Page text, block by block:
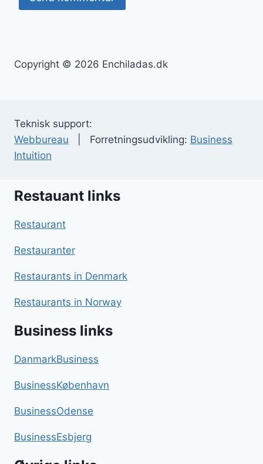
Copyright © 2026 Enchiladas.dk
Teknisk support:
Webbureau | Forretningsudvikling: Business
Intuition
Restauant links
Restaurant
Restauranter
Restaurants in Denmark
Restaurants in Norway
Business links
DanmarkBusiness
BusinessKøbenhavn
BusinessOdense
BusinessEsbjerg